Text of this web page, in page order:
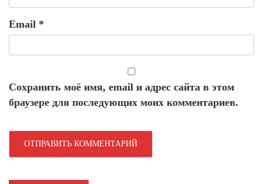
Email *
Сохранить моё имя, email и адрес сайта в этом
браузере для последующих моих комментариев.